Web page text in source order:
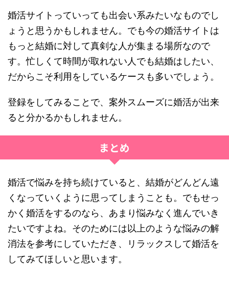
婚活サイトっていっても出会い系みたいなものでし
ょうと思うかもしれません。でも今の婚活サイトは
もっと結婚に対して真剣な人が集まる場所なので
す。忙しくて時間が取れない人でも結婚はしたい、
だからこそ利用をしているケースも多いでしょう。
登録をしてみることで、案外スムーズに婚活が出来
ると分かるかもしれません。
まとめ
婚活で悩みを持ち続けていると、結婚がどんどん遠
くなっていくように思ってしまうことも。でもせっ
かく婚活をするのなら、あまり悩みなく進んでいき
たいですよね。そのためには以上のような悩みの解
消法を参考にしていただき、リラックスして婚活を
してみてほしいと思います。